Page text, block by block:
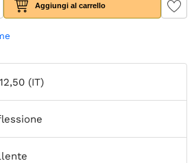
Aggiungi al carrello
(IT)